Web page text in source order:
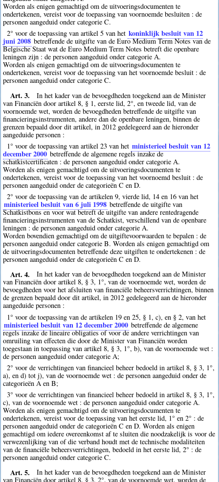
Worden als enigen gemachtigd om de uitvoeringsdocumenten te
ondertekenen, vereist voor de toepassing van voornoemde besluiten : de
personen aangeduid onder categorie C.
2° voor de toepassing van artikel 5 van het koninklijk besluit van 12
juni 2008 betreffende de uitgifte van de Euro Medium Term Notes van de
Belgische Staat wat de Euro Medium Term Notes betreft die openbare
leningen zijn : de personen aangeduid onder categorie A.
Worden als enigen gemachtigd om de uitvoeringsdocumenten te
ondertekenen, vereist voor de toepassing van het voornoemde besluit : de
personen aangeduid onder categorie C.
Art. 3.
In het kader van de bevoegdheden toegekend aan de Minister
van Financiën door artikel 8, § 1, eerste lid, 2°, en tweede lid, van de
voornoemde wet, worden de bevoegdheden betreffende de uitgifte van
financieringsinstrumenten, andere dan de openbare leningen, binnen de
grenzen bepaald door dit artikel, in 2012 gedelegeerd aan de hieronder
aangeduide personen :
1° voor de toepassing van artikel 23 van het ministerieel besluit van 12
december 2000 betreffende de algemene regels inzake de
schatkistcertificaten : de personen aangeduid onder categorie A.
Worden als enigen gemachtigd om de uitvoeringsdocumenten te
ondertekenen, vereist voor de toepassing van het voornoemd besluit : de
personen aangeduid onder de categorieën C en D.
2° voor de toepassing van de artikelen 9, vierde lid, 14 en 16 van het
ministerieel besluit van 6 juli 1998 betreffende de uitgifte van
Schatkistbons en voor wat betreft de uitgifte van andere rentedragende
financieringsinstrumenten van de Schatkist, verschillend van de openbare
leningen : de personen aangeduid onder categorie A.
Worden bovendien gemachtigd om de uitgiftevoorwaarden te bepalen : de
personen aangeduid onder categorie B. Worden als enigen gemachtigd om
de uitvoeringsdocumenten betreffende deze uitgiften te ondertekenen : de
personen aangeduid onder de categorieën C en D.
Art. 4.
In het kader van de bevoegdheden toegekend aan de Minister
van Financiën door artikel 8, § 3, 1°, van de voornoemde wet, worden de
bevoegdheden voor het afsluiten van financiële beheersverrichtingen, binnen
de grenzen bepaald door dit artikel, in 2012 gedelegeerd aan de hieronder
aangeduide personen :
1° voor de toepassing van de artikelen 19 en 25, § 1, c), en § 2, van het
ministerieel besluit van 12 december 2000 betreffende de algemene
regels inzake de lineaire obligaties of voor de andere verrichtingen van
omruiling van effecten die door de Minister van Financiën worden
toegestaan in toepassing van artikel 8, § 3, 1°, b), van de voornoemde wet :
de personen aangeduid onder categorie A;
2° voor de verrichtingen van financieel beheer bedoeld in artikel 8, § 3, 1°,
a), en d) tot j), van de voornoemde wet : de personen aangeduid onder de
categorieën A en B;
3° voor de verrichtingen van financieel beheer bedoeld in artikel 8, § 3, 1°,
c), van de voornoemde wet : de personen aangeduid onder categorie A.
Worden als enigen gemachtigd om de uitvoeringsdocumenten te
ondertekenen, vereist voor de toepassing van het eerste lid, 1° en 2° : de
personen aangeduid onder de categorieën C en D. Worden als enigen
gemachtigd om iedere overeenkomst af te sluiten die noodzakelijk is voor de
verwezenlijking van of die verband houdt met de technische modaliteiten
van de financiële beheersverrichtingen, bedoeld in het eerste lid, 2° : de
personen aangeduid onder categorie C.
Art. 5.
In het kader van de bevoegdheden toegekend aan de Minister
van Financiën door artikel 8, § 3, 2°, van de voornoemde wet, worden de